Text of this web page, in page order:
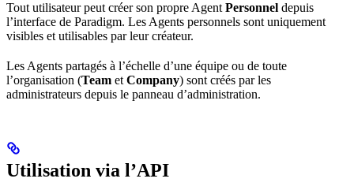
Tout utilisateur peut créer son propre AgentPersonnel depuis
l’interface de Paradigm. Les Agents personnels sont uniquement
visibles et utilisables par leur créateur.
Les Agents partagés à l’échelle d’une équipe ou de toute
l’organisation (Team etCompany) sont créés par les
administrateurs depuis le panneau d’administration.
Utilisation via l’API